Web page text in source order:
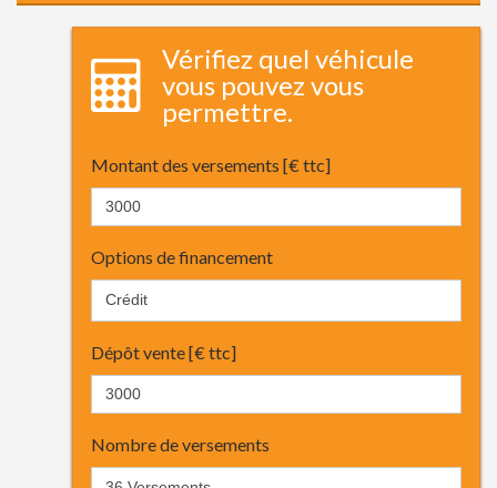
Vérifiez quel véhicule
vous pouvez vous
permettre.
Montant des versements [€ ttc]
Options de financement
Dépôt vente [€ ttc]
Nombre de versements